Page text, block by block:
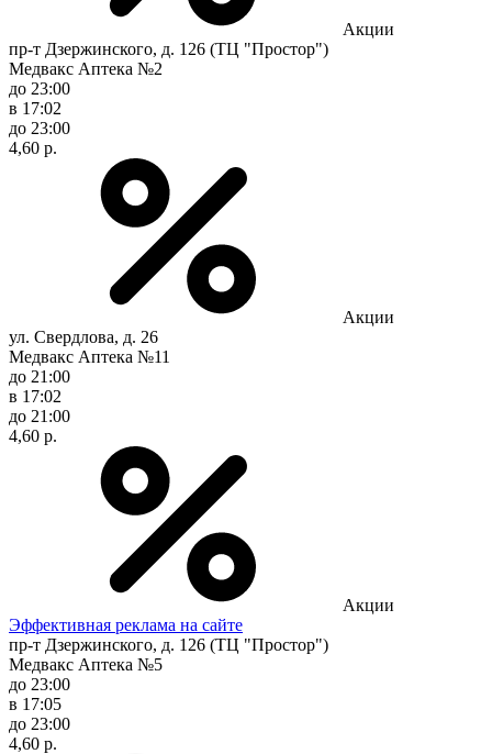
Акции
пр-т Дзержинского, д. 126 (ТЦ "Простор")
Медвакс Аптека №2
до 23:00
в 17:02
до 23:00
4,60 р.
Акции
ул. Свердлова, д. 26
Медвакс Аптека №11
до 21:00
в 17:02
до 21:00
4,60 р.
Акции
Эффективная реклама на сайте
пр-т Дзержинского, д. 126 (ТЦ "Простор")
Медвакс Аптека №5
до 23:00
в 17:05
до 23:00
4,60 р.